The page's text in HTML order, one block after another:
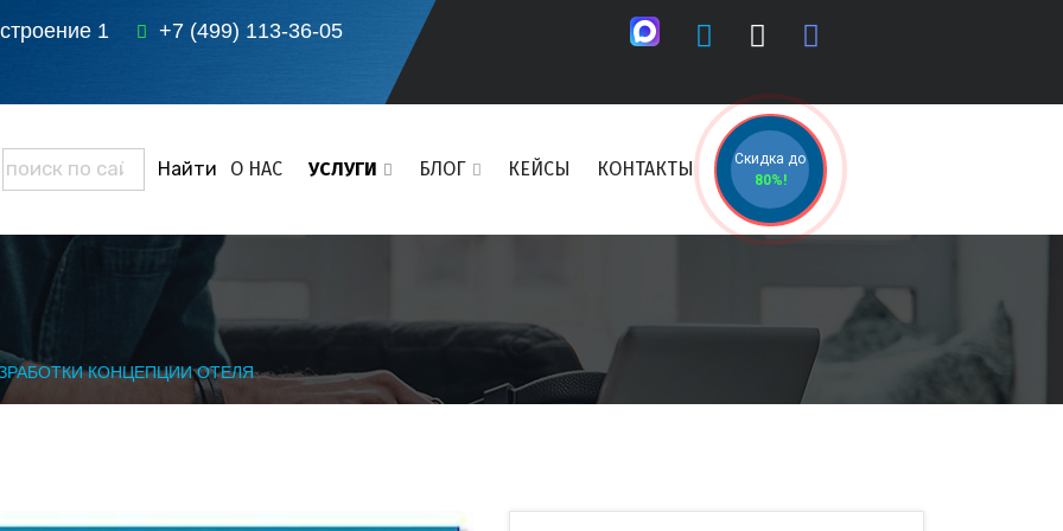
1 +7 (499) 113-36-05
О НАС УСЛУГИ БЛОГ КЕЙСЫ КОНТАКТЫ
Скидка до
80%!
КОНЦЕПЦИИ ОТЕЛЯ